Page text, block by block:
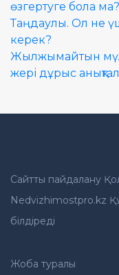
Таңдаулы. Ол
керек? Оны
керек?
жері дұрыс
өзгертуге бола ма?
Таңдаулы. Ол не
керек?
Жылжымайтын
жері дұрыс
Сайтты пайдалану
Nedvizhimostpro.kz
білдіреді
Жоба туралы